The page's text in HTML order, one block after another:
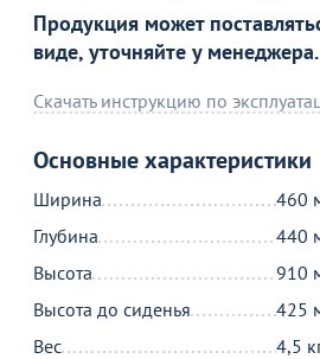
Продукция может
виде, уточняйте у менеджера.
Скачать инструкцию по
Основные характеристики
Ширина
460
Глубина
440
Высота
910
Высота до сиденья
425
Вес
4,5